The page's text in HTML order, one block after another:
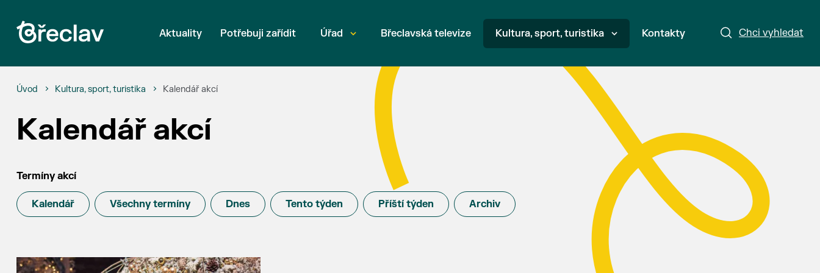
Chci vyhledat
Aktuality Potřebuji zařídit Úřad Břeclavská televize Kultura, sport, turistika Kontakty
Úvod Kultura, sport, turistika Kalendář akcí
Kalendář akcí
Termíny akcí
Kalendář Všechny termíny Dnes Tento týden Příští týden Archiv